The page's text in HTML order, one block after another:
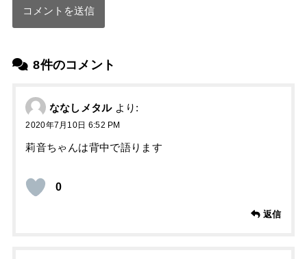
8件のコメント
ななしメタル より:
2020年7月10日 6:52 PM
莉音ちゃんは背中で語ります
0
返信